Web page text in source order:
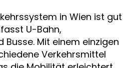
in Wien ist gut
U-Bahn,
Busse. Mit einem einzigen
Verkehrsmittel